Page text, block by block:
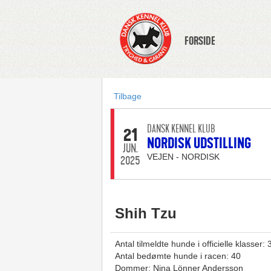
FORSIDE
Tilbage
21
JUN.
2025
DANSK KENNEL KLUB
NORDISK UDSTILLING
VEJEN - NORDISK
Shih Tzu
Antal tilmeldte hunde i officielle klasser:
Antal bedømte hunde i racen: 40
Dommer: Nina Lönner Andersson